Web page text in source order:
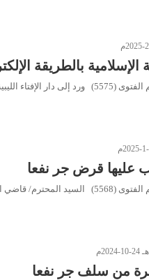
الإسلامية بالطريقة
السؤال عن حكم المرابحة…
عليها قرض جر نفعا
السلام عليكم ورحمة الله…
من سلف جر نفعا